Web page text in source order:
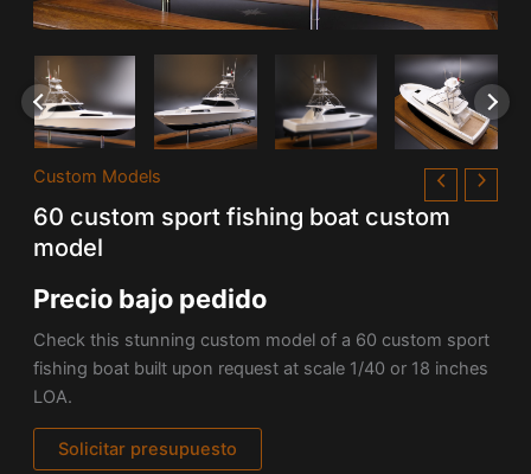
Custom Models
60 custom sport fishing boat custom
model
Precio bajo pedido
Check this stunning custom model of a 60 custom sport
fishing boat built upon request at scale 1/40 or 18 inches
LOA.
Solicitar presupuesto